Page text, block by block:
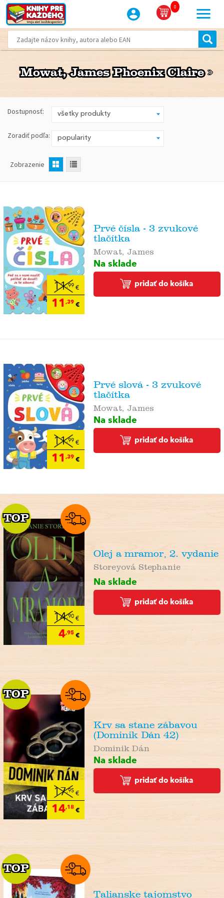
0
Mowat, James Phoenix Claire
Mowat, James Phoenix Claire
Dostupnosť:
Zoradiť podľa:
Zobrazenie
11,99 €
11 ,39€
Prvé čísla - 3 zvukové
tlačítka
Mowat, James
Na sklade
pridať do košíka
11,99 €
11 ,39€
Prvé slová - 3 zvukové
tlačítka
Mowat, James
Na sklade
pridať do košíka
14,90€
4,95€
TOP
TOP
Olej a mramor, 2. vydanie
Storeyová Stephanie
Na sklade
pridať do košíka
17,95€
14,18€
TOP
TOP
Krv sa stane zábavou
(Dominik Dán 42)
Dominik Dán
Na sklade
pridať do košíka
TOP
TOP
Talianske tajomstvo